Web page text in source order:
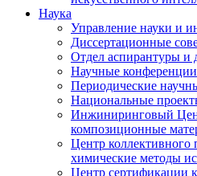
Наука
Управление науки и
Диссертационные
Отдел аспирантуры и
Научные конференции
Периодические
Национальные
Инжиниринговый
композиционные
Центр коллективного
химические методы
Центр сертификации